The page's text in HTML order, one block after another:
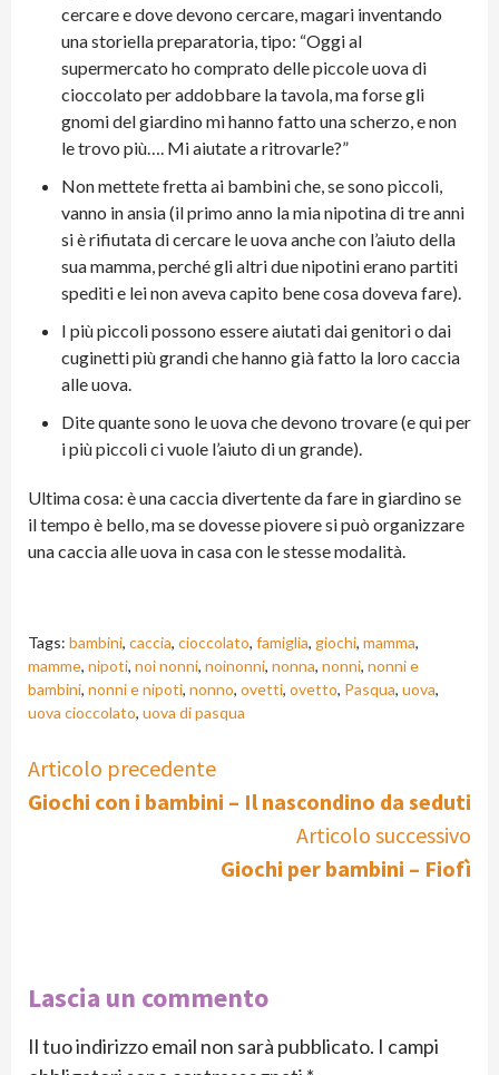
cercare e dove devono cercare, magari inventando
una storiella preparatoria, tipo: “Oggi al
supermercato ho comprato delle piccole uova di
cioccolato per addobbare la tavola, ma forse gli
gnomi del giardino mi hanno fatto una scherzo, e non
le trovo più…. Mi aiutate a ritrovarle?”
Non mettete fretta ai bambini che, se sono piccoli,
vanno in ansia (il primo anno la mia nipotina di tre anni
si è rifiutata di cercare le uova anche con l’aiuto della
sua mamma, perché gli altri due nipotini erano partiti
spediti e lei non aveva capito bene cosa doveva fare).
I più piccoli possono essere aiutati dai genitori o dai
cuginetti più grandi che hanno già fatto la loro caccia
alle uova.
Dite quante sono le uova che devono trovare (e qui per
i più piccoli ci vuole l’aiuto di un grande).
Ultima cosa: è una caccia divertente da fare in giardino se
il tempo è bello, ma se dovesse piovere si può organizzare
una caccia alle uova in casa con le stesse modalità.
Tags: bambini, caccia, cioccolato, famiglia, giochi, mamma,
mamme, nipoti, noi nonni, noinonni, nonna, nonni, nonni e
bambini, nonni e nipoti, nonno, ovetti, ovetto, Pasqua, uova,
uova cioccolato, uova di pasqua
Continue
Reading
Articolo precedente
Giochi con i bambini – Il nascondino da seduti
Articolo successivo
Giochi per bambini – Fiofì
Lascia un commento
Il tuo indirizzo email non sarà pubblicato. I campi